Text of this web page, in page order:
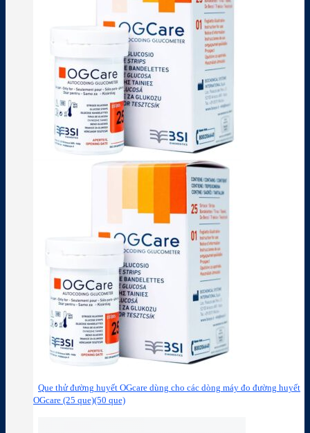
Que thử đường huyết OGcare dùng cho các dòng máy đo đường huyết
OGcare (25 que)(50 que)